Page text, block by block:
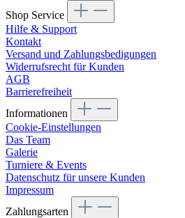
Shop Service
Hilfe & Support
Kontakt
Versand und Zahlungsbedigungen
Widerrufsrecht für Kunden
AGB
Barrierefreiheit
Informationen
Cookie-Einstellungen
Das Team
Galerie
Turniere & Events
Datenschutz für unsere Kunden
Impressum
Zahlungsarten